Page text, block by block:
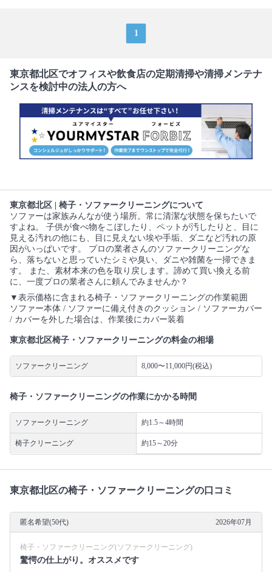
1
東京都北区でオフィスや飲食店の定期清掃や清掃メンテナ
ンスを検討中の法人の方へ
東京都北区 | 椅子・ソファークリーニングについて
ソファーは家族みんなが使う場所。常に清潔な状態を保ちたいで
すよね。 子供が食べ物をこぼしたり、ペットが汚したりと、目に
見える汚れの他にも、目に見えない埃や手垢、ダニなど汚れの原
因がいっぱいです。 プロの業者さんのソファークリーニングな
ら、落ちないと思っていたシミや臭い、ダニや雑菌を一掃できま
す。 また、素材本来の色を取り戻します。諦めて買い換える前
に、一度プロの業者さんに頼んでみませんか？
▼表示価格に含まれる椅子・ソファークリーニングの作業範囲
ソファー本体 / ソファーに備え付きのクッション / ソファーカバー
/ カバーを外した場合は、作業後にカバー装着
東京都北区椅子・ソファークリーニングの料金の相場
ソファークリーニング 8,000〜11,000円(税込)
椅子・ソファークリーニングの作業にかかる時間
ソファークリーニング 約1.5～4時間
椅子クリーニング 約15～20分
東京都北区の椅子・ソファークリーニングの口コミ
匿名希望(50代) 2026年07月
椅子・ソファークリーニング(ソファークリーニング)
驚愕の仕上がり。オススメです